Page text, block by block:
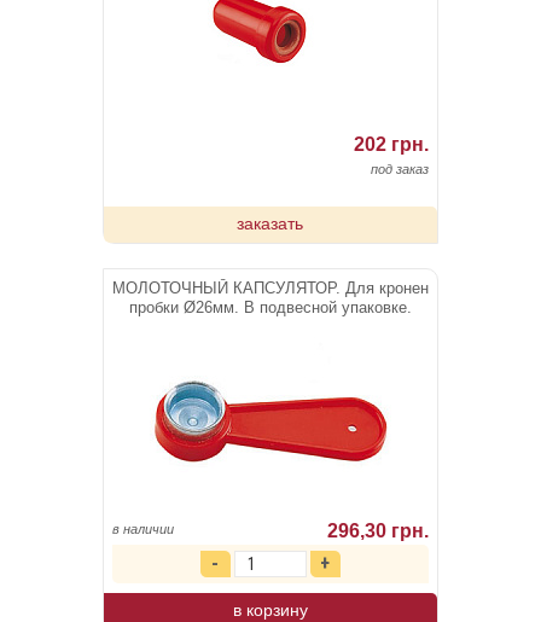
202 грн.
под заказ
заказать
МОЛОТОЧНЫЙ КАПСУЛЯТОР. Для кронен
пробки Ø26мм. В подвесной упаковке.
в наличии 296,30 грн.
в корзину